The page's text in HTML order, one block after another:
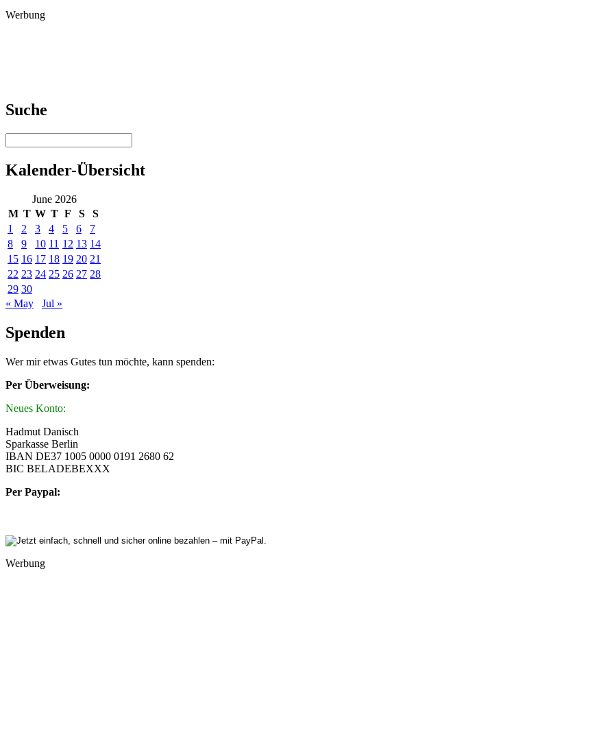
Werbung
Suche
Kalender-Übersicht
June 2026
M T W T F S
S
1
2 3 4 5 6
7
8
9 10 11 12 13 14
15 16 17 18 19 20 21
22 23 24 25 26 27 28
29 30
« May
Jul »
Spenden
Wer mir etwas Gutes tun möchte, kann spenden:
Per Überweisung:
Neues Konto:
Hadmut Danisch
Sparkasse Berlin
IBAN DE37 1005 0000 0191 2680 62
BIC BELADEBEXXX
Per Paypal:
Werbung